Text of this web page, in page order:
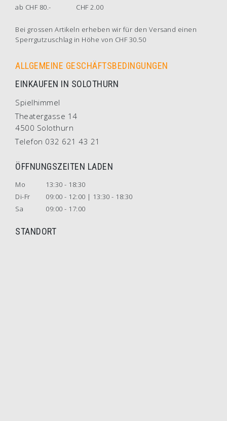
ab CHF 80.-
CHF 2.00
Bei grossen Artikeln erheben wir für den Versand einen
Sperrgutzuschlag in Höhe von CHF 30.50
ALLGEMEINE GESCHÄFTSBEDINGUNGEN
EINKAUFEN IN SOLOTHURN
Spielhimmel
Theatergasse 14
4500 Solothurn
Telefon 032 621 43 21
ÖFFNUNGSZEITEN LADEN
Mo
13:30 - 18:30
Di-Fr
09:00 - 12:00 | 13:30 - 18:30
Sa
09:00 - 17:00
STANDORT